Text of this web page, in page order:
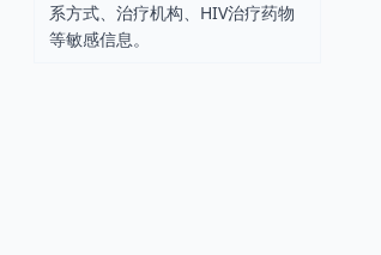
系方式、治疗机构、HIV治疗药物
等敏感信息。